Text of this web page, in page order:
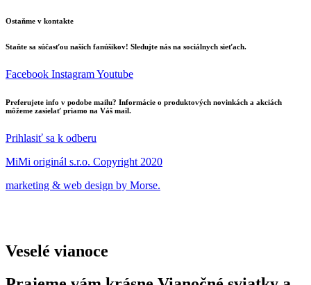
Ostaňme v kontakte
Staňte sa súčasťou naších fanúšikov! Sledujte nás na sociálnych sieťach.
Facebook InstagramYoutube
Preferujete info v podobe mailu? Informácie o produktových novinkách a akciách
môžeme zasielať priamo na Váš mail.
Prihlasiť sa k odberu
MiMi originál s.r.o. Copyright 2020
marketing & web design by Morse.
Veselé vianoce